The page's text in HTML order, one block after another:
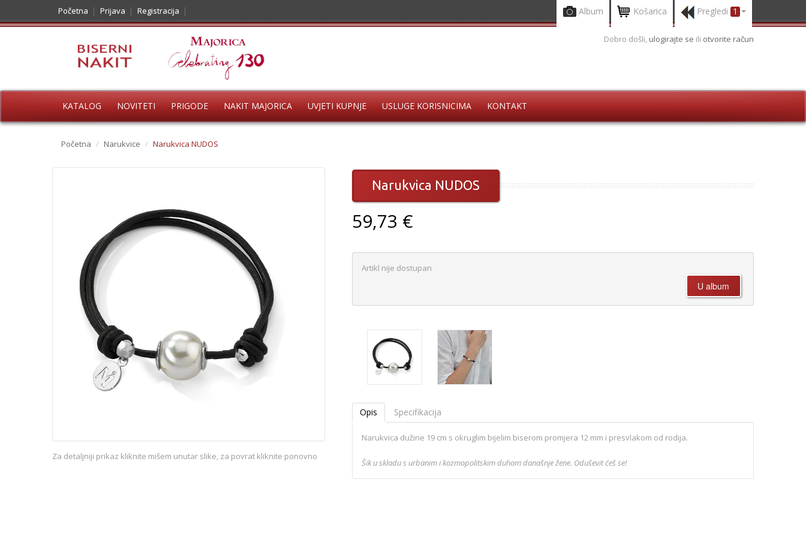
Početna Prijava Registracija Album Košarica Pregledi 1
Dobro došli, ulogirajte se ili otvorite račun
KATALOG NOVITETI PRIGODE NAKIT MAJORICA UVJETI KUPNJE USLUGE KORISNICIMA KONTAKT
Početna / Narukvice / Narukvica NUDOS
Za detaljniji prikaz kliknite mišem unutar slike, za povrat kliknite ponovno
Narukvica NUDOS
59,73 €
Artikl nije dostupan
Opis Specifikacija
Narukvica dužine 19 cm s okruglim bijelim biserom promjera 12 mm i presvlakom od rodija.
Šik u skladu s urbanim i kozmopolitskim duhom današnje žene. Oduševit ćeš se!